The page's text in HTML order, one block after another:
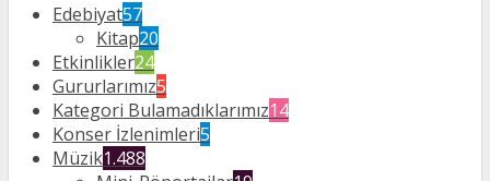
Edebiyat57
Kitap20
Etkinlikler24
Gururlarımız5
Kategori Bulamadıklarımız14
Konser İzlenimleri5
Müzik1.488